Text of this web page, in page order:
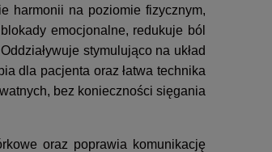
harmonii na poziomie fizycznym,
emocjonalne, redukuje ból
stymulująco na układ
dla pacjenta oraz łatwa technika
bez konieczności sięgania
oraz poprawia komunikację